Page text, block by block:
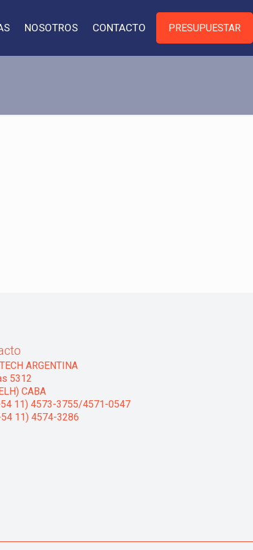
NOSOTROS CONTACTO PRESUPUESTAR
ARGENTINA
5312
CABA
11) 4573-3755/4571-0547
11) 4574-3286